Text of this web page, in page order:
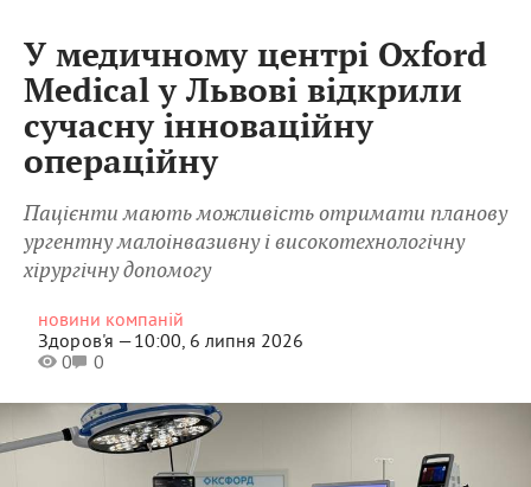
У медичному центрі Oxford
Medical у Львові відкрили
сучасну інноваційну
операційну
Пацієнти мають можливість отримати планову
ургентну малоінвазивну і високотехнологічну
хірургічну допомогу
новини компаній
Здоров'я —10:00, 6 липня 2026
0
0